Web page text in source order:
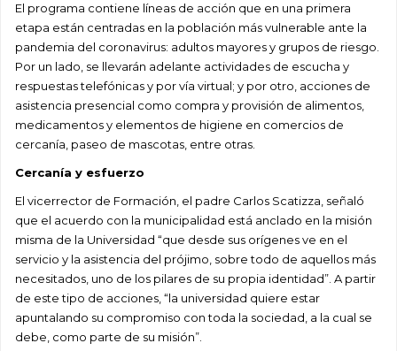
El programa contiene líneas de acción que en una primera
etapa están centradas en la población más vulnerable ante la
pandemia del coronavirus: adultos mayores y grupos de riesgo.
Por un lado, se llevarán adelante actividades de escucha y
respuestas telefónicas y por vía virtual; y por otro, acciones de
asistencia presencial como compra y provisión de alimentos,
medicamentos y elementos de higiene en comercios de
cercanía, paseo de mascotas, entre otras.
Cercanía y esfuerzo
El vicerrector de Formación, el padre Carlos Scatizza, señaló
que el acuerdo con la municipalidad está anclado en la misión
misma de la Universidad “que desde sus orígenes ve en el
servicio y la asistencia del prójimo, sobre todo de aquellos más
necesitados, uno de los pilares de su propia identidad”. A partir
de este tipo de acciones, “la universidad quiere estar
apuntalando su compromiso con toda la sociedad, a la cual se
debe, como parte de su misión”.